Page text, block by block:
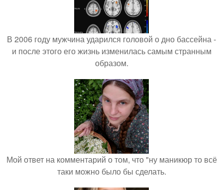
В 2006 году мужчина ударился головой о дно бассейна -
и после этого его жизнь изменилась самым странным
образом.
Мой ответ на комментарий о том, что "ну маникюр то всё
таки можно было бы сделать.